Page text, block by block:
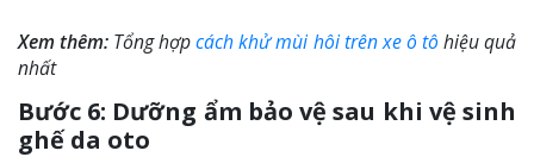
Xem thêm: Tổng hợpcách khử mùi hôi trên xe ô tôhiệu quả
nhất
Bước 6: Dưỡng ẩm bảo vệ sau khi vệ sinh
ghế da oto